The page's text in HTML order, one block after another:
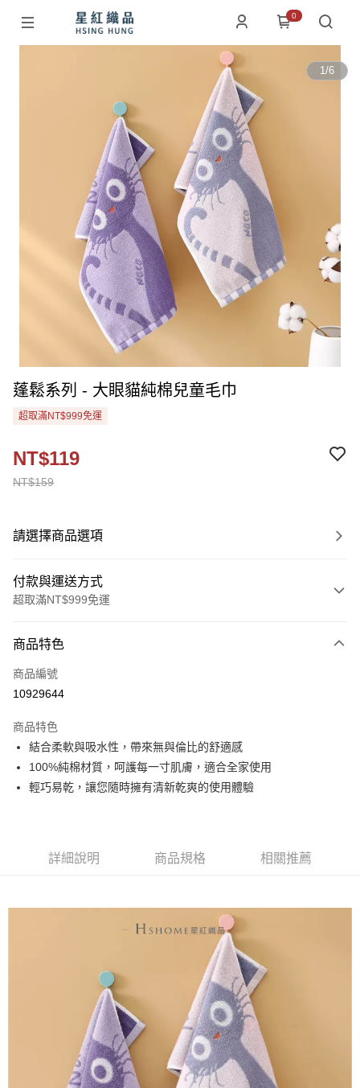
0
1/6
蓬鬆系列 - 大眼貓純棉兒童毛巾
超取滿NT$999免運
NT$159
NT$119
請選擇商品選項
付款與運送方式
超取滿NT$999免運
信用卡一次付款
超商取貨付款
ATM付款
運送方式
7-11取貨付款
宅配
每筆NT$120，滿NT$999(含以上)免運費
商品特色
商品編號
10929644
商品特色
結合柔軟與吸水性，帶來無與倫比的舒適感
100%純棉材質，呵護每一寸肌膚，適合全家使用
輕巧易乾，讓您隨時擁有清新乾爽的使用體驗
詳細說明 商品規格 相關推薦